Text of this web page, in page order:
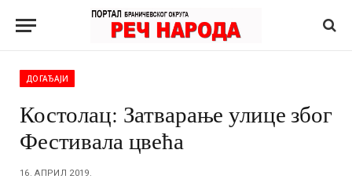
ДОГАЂАЈИ
Костолац: Затварање улице због
Фестивала цвећа
16. АПРИЛ 2019.